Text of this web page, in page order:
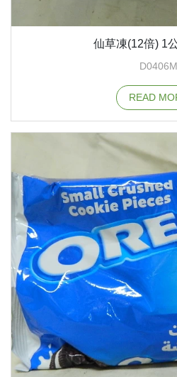
仙草凍(12倍) 1
D0406M
READ